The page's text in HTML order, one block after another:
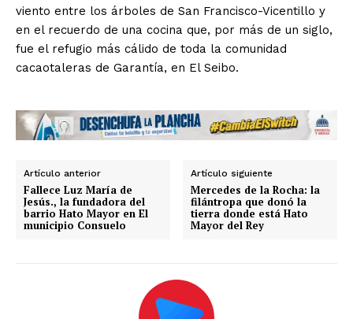
viento entre los árboles de San Francisco-Vicentillo y
en el recuerdo de una cocina que, por más de un siglo,
fue el refugio más cálido de toda la comunidad
cacaotaleras de Garantía, en El Seibo.
Artículo anterior
Fallece Luz María de
Jesús., la fundadora del
barrio Hato Mayor en El
municipio Consuelo
Artículo siguiente
Mercedes de la Rocha: la
filántropa que donó la
tierra donde está Hato
Mayor del Rey